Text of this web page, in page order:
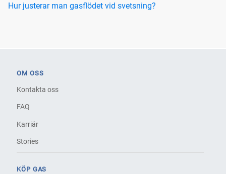
Hur justerar man gasflödet vid svetsning?
OM OSS
Kontakta oss
FAQ
Karriär
Stories
KÖP GAS